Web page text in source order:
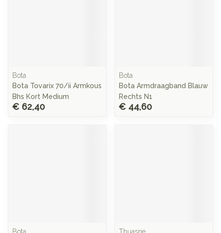
Bota
Bota Tovarix 70/ii Armkous
Bhs Kort Medium
€ 62,40
Bota
Bota Armdraagband Blauw
Rechts N1
€ 44,60